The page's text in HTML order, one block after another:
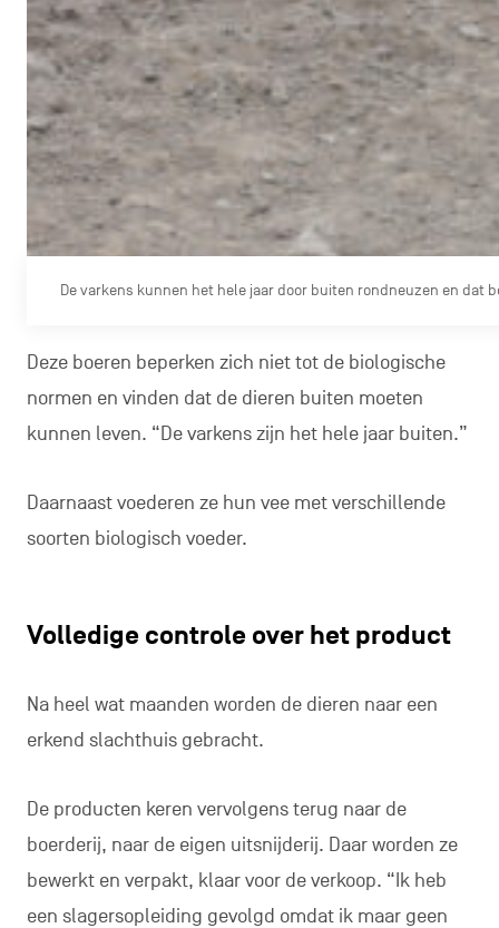
De varkens kunnen het hele jaar door buiten rondneuzen en dat
Deze boeren beperken zich niet tot de biologische
normen en vinden dat de dieren buiten moeten
kunnen leven. “De varkens zijn het hele jaar buiten.”
Daarnaast voederen ze hun vee met verschillende
soorten biologisch voeder.
Volledige controle over het product
Na heel wat maanden worden de dieren naar een
erkend slachthuis gebracht.
De producten keren vervolgens terug naar de
boerderij, naar de eigen uitsnijderij. Daar worden ze
bewerkt en verpakt, klaar voor de verkoop. “Ik heb
een slagersopleiding gevolgd omdat ik maar geen